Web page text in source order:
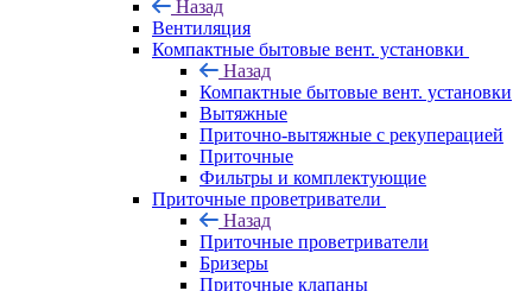
Назад
Вентиляция
Компактные бытовые вент. установки
Назад
Компактные бытовые вент. установки
Вытяжные
Приточно-вытяжные с рекуперацией
Приточные
Фильтры и комплектующие
Приточные проветриватели
Назад
Приточные проветриватели
Бризеры
Приточные клапаны